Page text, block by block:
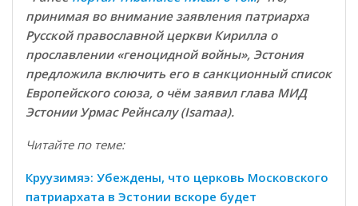
принимая во внимание заявления патриарха
Русской православной церкви Кирилла о
прославлении «геноцидной войны», Эстония
предложила включить его в санкционный список
Европейского союза, о чём заявил глава МИД
Эстонии Урмас Рейнсалу (Isamaa).
Читайте по теме:
Круузимяэ: Убеждены, что церковь Московского
патриархата в Эстонии вскоре будет